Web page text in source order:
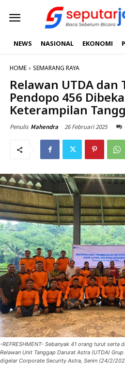
NEWS NASIONAL EKONOMI
HOME SEMARANG RAYA
Relawan UTDA dan
Pendopo 456
Keterampilan
Penulis Mahendra 26 Februari 2025
-REFRESHMENT- Sebanyak 41 orang turut serta
Relawan Unit Tanggap Darurat Astra (UTDA)
digelar Corporate Security Astra, Senin (24/2/